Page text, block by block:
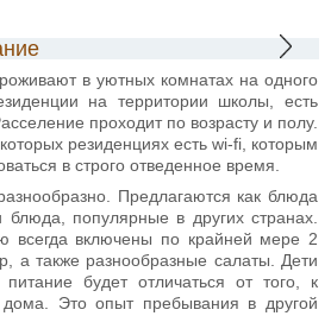
в уютных комнатах на одного
на территории школы, есть
проходит по возрасту и полу.
резиденциях есть wi-fi, которым
в строго отведенное время.
Предлагаются как блюда
блюда, популярные в других странах.
включены по крайней мере 2
а также разнообразные салаты. Дети
будет отличаться от того, к
Это опыт пребывания в другой